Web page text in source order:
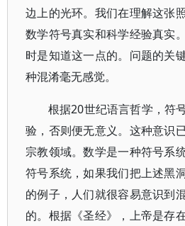
边上的光环。我们在理解这张
数学符号真实和科学经验真实
时是知道这一点的。问题的关
种混淆毫无感觉。
根据20世纪语言哲学，符
验，否则便无意义。这种意识
宗教领域。数学是一种符号系
符号系统，如果我们把上述黑
的例子，人们就很容易意识到
的。根据《圣经》，上帝是存